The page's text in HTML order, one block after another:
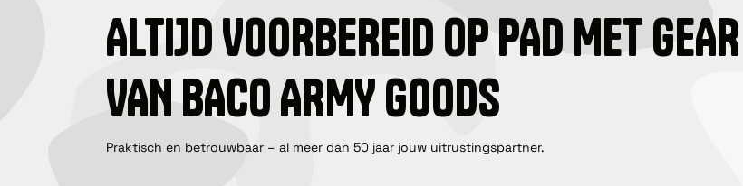
ALTIJD VOORBEREID OP PAD MET GEAR
VAN BACO ARMY GOODS
Praktisch en betrouwbaar – al meer dan 50 jaar jouw uitrustingspartner.